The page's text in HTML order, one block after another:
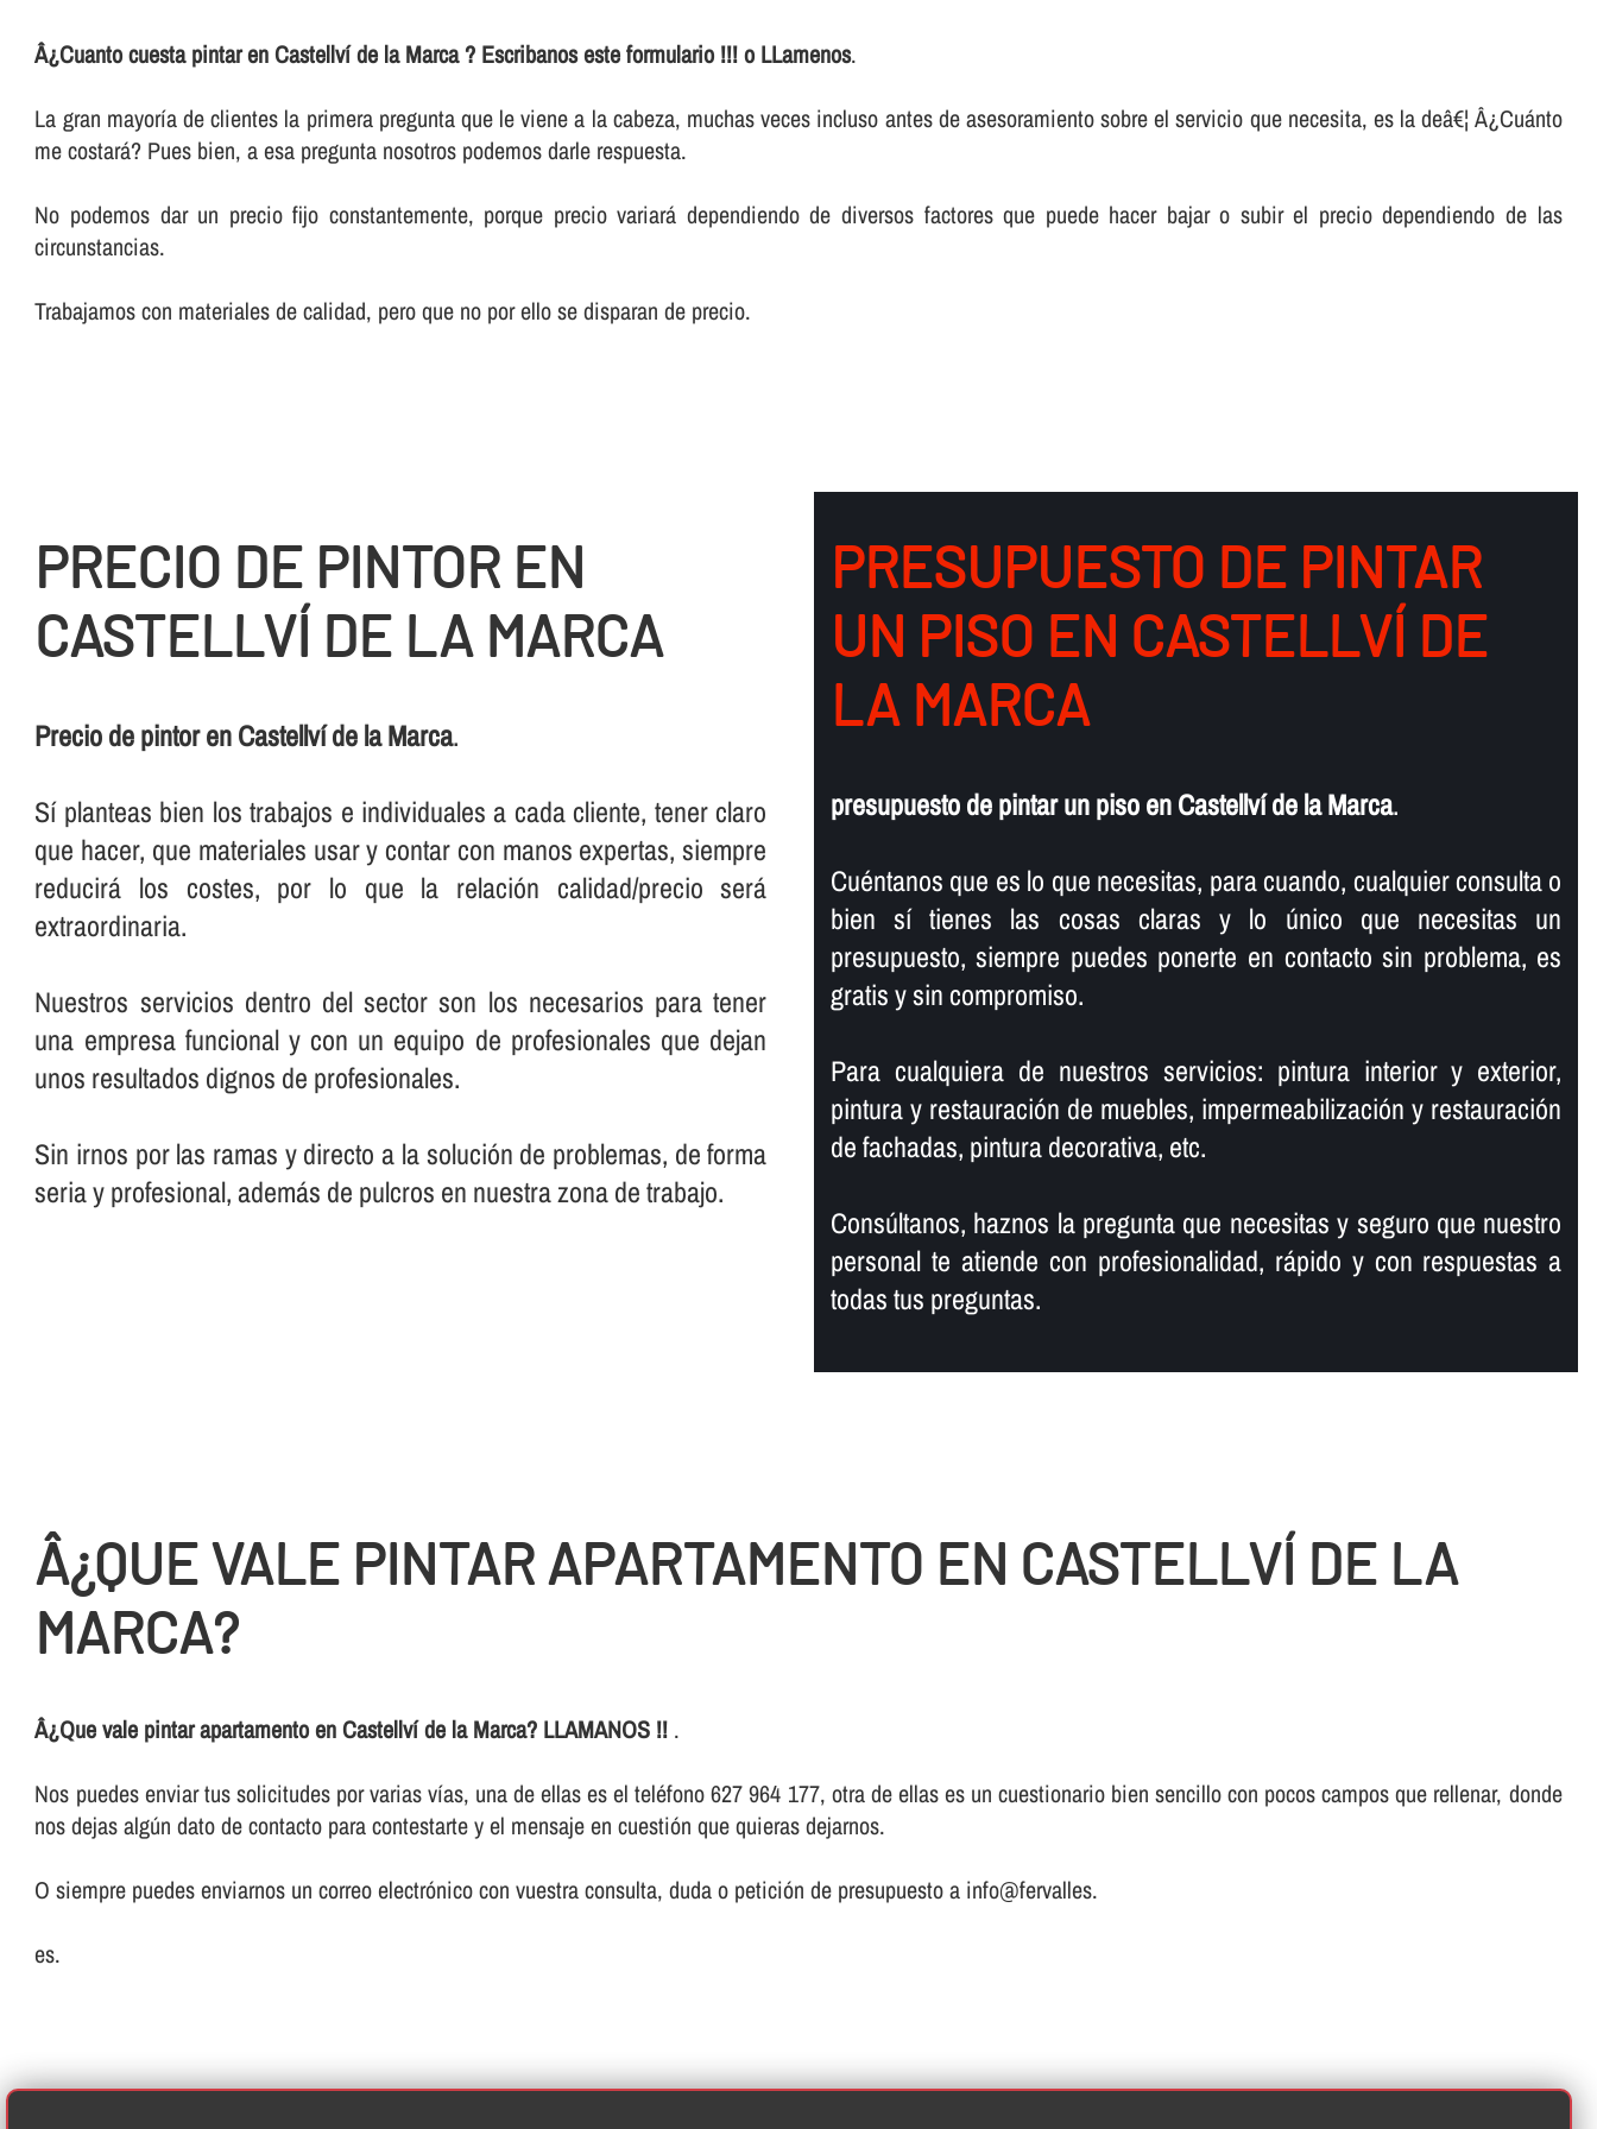
Â¿Cuanto cuesta pintar en Castellví de la Marca ? Escribanos este formulario !!! o LLamenos.
La gran mayorí­a de clientes la primera pregunta que le viene a la cabeza, muchas veces incluso antes de asesoramiento sobre el servicio que necesita, es la deâ€¦ Â¿Cuánto
me costará? Pues bien, a esa pregunta nosotros podemos darle respuesta.
No podemos dar un precio fijo constantemente, porque precio variará dependiendo de diversos factores que puede hacer bajar o subir el precio dependiendo de las
circunstancias.
Trabajamos con materiales de calidad, pero que no por ello se disparan de precio.
PRECIO DE PINTOR EN
CASTELLVÍ DE LA MARCA
Precio de pintor en Castellví de la Marca.
Sí­ planteas bien los trabajos e individuales a cada cliente, tener claro
que hacer, que materiales usar y contar con manos expertas, siempre
reducirá los costes, por lo que la relación calidad/precio será
extraordinaria.
Nuestros servicios dentro del sector son los necesarios para tener
una empresa funcional y con un equipo de profesionales que dejan
unos resultados dignos de profesionales.
Sin irnos por las ramas y directo a la solución de problemas, de forma
seria y profesional, además de pulcros en nuestra zona de trabajo.
PRESUPUESTO DE PINTAR
UN PISO EN CASTELLVÍ DE
LA MARCA
presupuesto de pintar un piso en Castellví de la Marca.
Cuéntanos que es lo que necesitas, para cuando, cualquier consulta o
bien sí­ tienes las cosas claras y lo único que necesitas un
presupuesto, siempre puedes ponerte en contacto sin problema, es
gratis y sin compromiso.
Para cualquiera de nuestros servicios: pintura interior y exterior,
pintura y restauración de muebles, impermeabilización y restauración
de fachadas, pintura decorativa, etc.
Consúltanos, haznos la pregunta que necesitas y seguro que nuestro
personal te atiende con profesionalidad, rápido y con respuestas a
todas tus preguntas.
Â¿QUE VALE PINTAR APARTAMENTO EN CASTELLVÍ DE LA
MARCA?
Â¿Que vale pintar apartamento en Castellví de la Marca? LLAMANOS !! .
Nos puedes enviar tus solicitudes por varias ví­as, una de ellas es el teléfono 627 964 177, otra de ellas es un cuestionario bien sencillo con pocos campos que rellenar, donde
nos dejas algún dato de contacto para contestarte y el mensaje en cuestión que quieras dejarnos.
O siempre puedes enviarnos un correo electrónico con vuestra consulta, duda o petición de presupuesto a info@fervalles.
es.